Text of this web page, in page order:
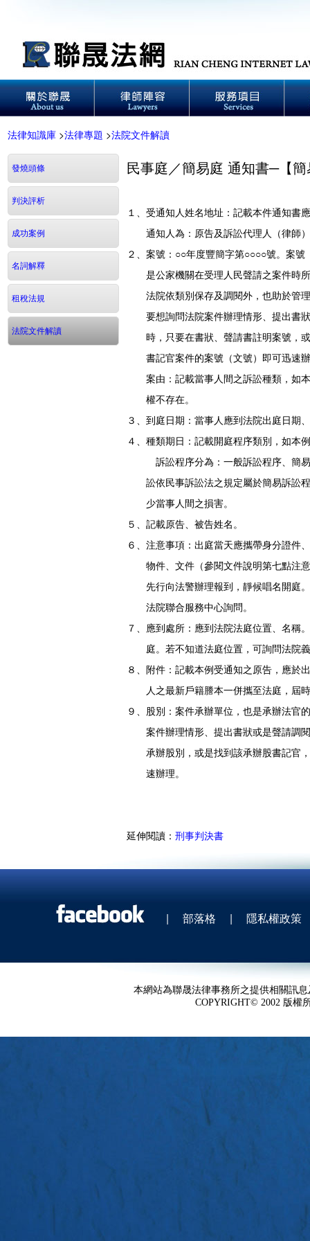
法律知識庫 >法律專題 >法院文件解讀
發燒頭條
判決評析
成功案例
名詞解釋
租稅法規
法院文件解讀
民事庭／簡易庭 通知書─【
１、受通知人姓名地址：記載本件通知書
通知人為：原告及訴訟代理人（律師
２、案號：○○年度豐簡字第○○○○號。案號
是公家機關在受理人民聲請之案件時
法院依類別保存及調閱外，也助於管
要想詢問法院案件辦理情形、提出書
時，只要在書狀、聲請書註明案號，
書記官案件的案號（文號）即可迅速
案由：記載當事人間之訴訟種類，如
權不存在。
３、到庭日期：當事人應到法院出庭日期
４、種類期日：記載開庭程序類別，如本
訴訟程序分為：一般訴訟程序、簡易
訟依民事訴訟法之規定屬於簡易訴訟
少當事人間之損害。
５、記載原告、被告姓名。
６、注意事項：出庭當天應攜帶身分證件
物件、文件（參閱文件說明第七點注
先行向法警辦理報到，靜候唱名開庭
法院聯合服務中心詢問。
７、應到處所：應到法院法庭位置、名稱
庭。若不知道法庭位置，可詢問法院
８、附件：記載本例受通知之原告，應於
人之最新戶籍謄本一併攜至法庭，屆
９、股別：案件承辦單位，也是承辦法官
案件辦理情形、提出書狀或是聲請調
承辦股別，或是找到該承辦股書記官
速辦理。
延伸閱讀： 刑事判決書
| 部落格 | 隱私權政策
本網站為聯晟法律事務所之提供相關訊
COPYRIGHT© 2002 版權